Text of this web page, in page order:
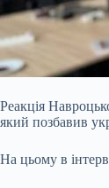
Реакція
який позбавив
На цьому в